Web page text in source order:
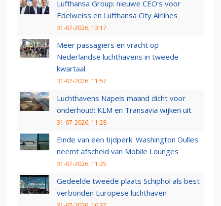
Lufthansa Group: nieuwe CEO’s voor
Edelweiss en Lufthansa City Airlines
31-07-2026, 13:17
Meer passagiers en vracht op
Nederlandse luchthavens in tweede
kwartaal
31-07-2026, 11:57
Luchthavens Napels maand dicht voor
onderhoud: KLM en Transavia wijken uit
31-07-2026, 11:28
Einde van een tijdperk: Washington Dulles
neemt afscheid van Mobile Lounges
31-07-2026, 11:25
Gedeelde tweede plaats Schiphol als best
verbonden Europese luchthaven